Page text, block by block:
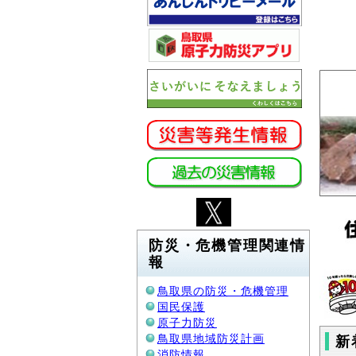
防災・危機管理関連情
報
鳥取県の防災・危機管理
国民保護
原子力防災
鳥取県地域防災計画
新